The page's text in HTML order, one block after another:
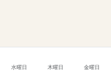
水曜日 木曜日 金曜日